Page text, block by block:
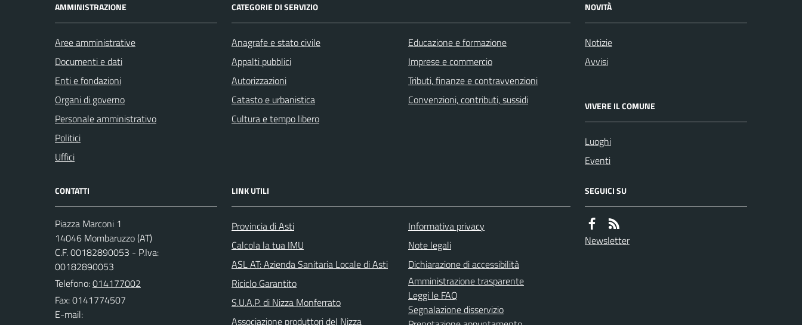
AMMINISTRAZIONE
Aree amministrative
Documenti e dati
Enti e fondazioni
Organi di governo
Personale amministrativo
Politici
Uffici
CATEGORIE DI SERVIZIO
Anagrafe e stato civile
Appalti pubblici
Autorizzazioni
Catasto e urbanistica
Cultura e tempo libero
Educazione e formazione
Imprese e commercio
Tributi, finanze e contravvenzioni
Convenzioni, contributi, sussidi
NOVITÀ
Notizie
Avvisi
VIVERE IL COMUNE
Luoghi
Eventi
CONTATTI
Piazza Marconi 1
14046 Mombaruzzo (AT)
C.F. 00182890053 - P.Iva:
00182890053
Telefono:014177002
Fax: 0141774507
E-mail:
LINK UTILI
Provincia di Asti
Calcola la tua IMU
ASL AT: Azienda Sanitaria Locale di Asti
Riciclo Garantito
S.U.A.P. di Nizza Monferrato
Associazione produttori del Nizza
Informativa privacy
Note legali
Dichiarazione di accessibilità
Amministrazione trasparente
Leggi le FAQ
Segnalazione disservizio
SEGUICI SU
Newsletter